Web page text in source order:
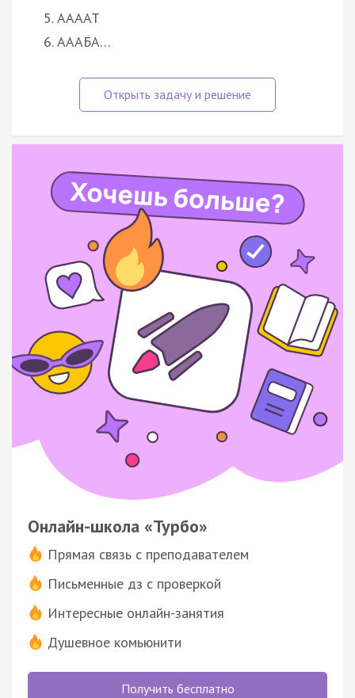
5. ААААТ
6. АААБА…
Онлайн-школа «Турбо»
Прямая связь с преподавателем
Письменные дз с проверкой
Интересные онлайн-занятия
Душевное комьюнити
Получить бесплатно